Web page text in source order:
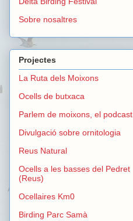
Sobre nosaltres
Projectes
La Ruta dels Moixons
Ocells de butxaca
Parlem de moixons, el podcast
Divulgació sobre ornitologia
Reus Natural
Ocells a les basses del Pedret
(Reus)
Ocellaires Km0
Birding Parc Samà